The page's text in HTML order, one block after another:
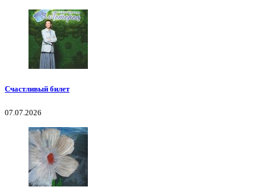
Счастливый билет
07.07.2026